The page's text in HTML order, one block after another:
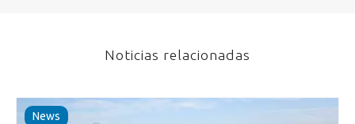
Noticias relacionadas
News